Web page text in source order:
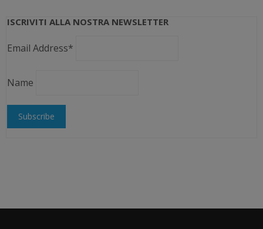
ISCRIVITI ALLA NOSTRA NEWSLETTER
Email Address*
Name